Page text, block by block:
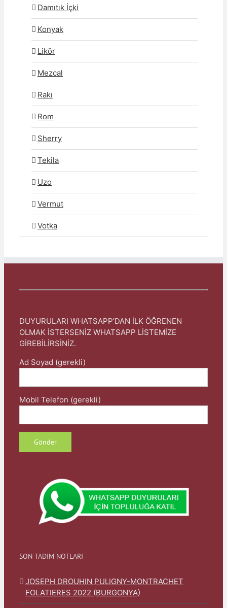
Damıtık İçki
Konyak
Likör
Mezcal
Rakı
Rom
Sherry
Tekila
Uzo
Vermut
Votka
DUYURULARI WHATSAPP’DAN İLK ÖĞRENEN
OLMAK İSTERSENİZ WHATSAPP LİSTEMİZE
GİREBİLİRSİNİZ.
Ad Soyad (gerekli)
Mobil Telefon (gerekli)
SON TADIM NOTLARI
JOSEPH DROUHIN PULIGNY-MONTRACHET
FOLATIERES 2022 (BURGONYA)